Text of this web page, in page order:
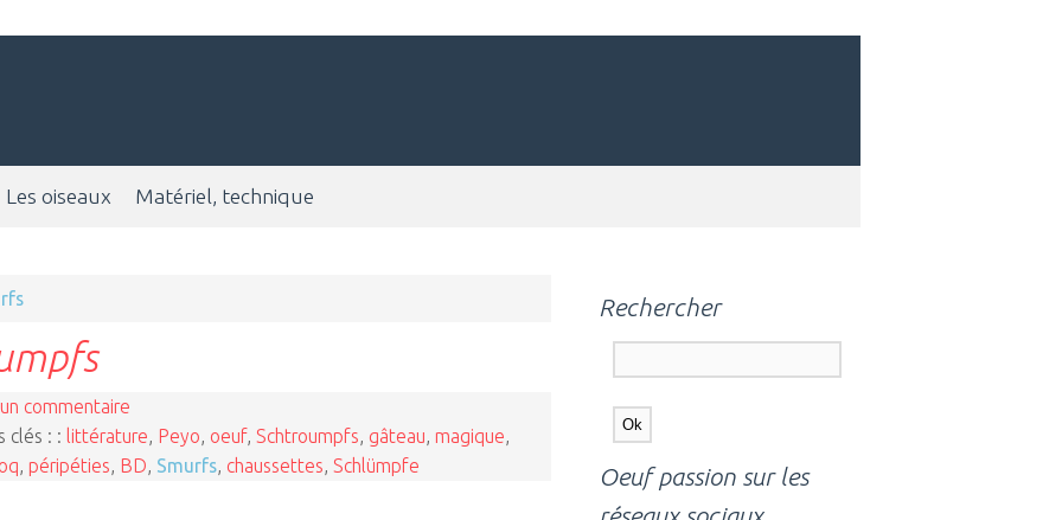
Les oiseaux Matériel, technique
commentaire
clés : : littérature Peyo oeuf, Schtroumpfs gâteau magique
péripéties BD Smurfs chaussettes Schlümpfe
Rechercher
Oeuf passion sur les